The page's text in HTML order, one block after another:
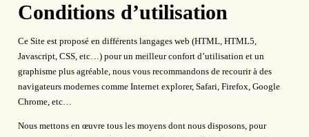
Conditions d’utilisation
Ce Site est proposé en différents langages web (HTML, HTML5,
Javascript, CSS, etc…) pour un meilleur confort d’utilisation et un
graphisme plus agréable, nous vous recommandons de recourir à des
navigateurs modernes comme Internet explorer, Safari, Firefox, Google
Chrome, etc…
Nous mettons en œuvre tous les moyens dont nous disposons, pour